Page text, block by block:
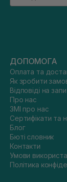
ДОПОМОГА
Оплата та
Як зробити
Відповіді на
Про нас
ЗМІ про нас
Сертифікати та
Блог
Бюті словник
Контакти
Умови
Політика